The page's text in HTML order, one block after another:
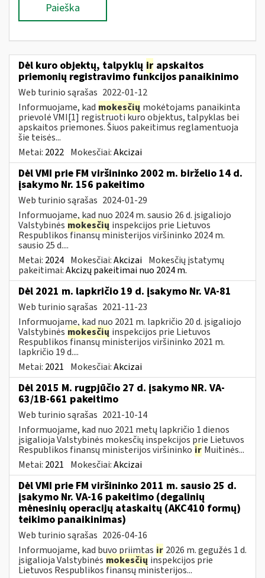
Paieška
Dėl kuro objektų, talpyklų ir apskaitos
priemonių registravimo funkcijos panaikinimo
Web turinio sąrašas 2022-01-12
Informuojame, kad mokesčių mokėtojams panaikinta
prievolė VMI[1] registruoti kuro objektus, talpyklas bei
apskaitos priemones. Šiuos pakeitimus reglamentuoja
šie teisės...
Metai: 2022 Mokesčiai:Akcizai
Dėl VMI prie FM viršininko 2002 m. birželio 14 d.
įsakymo Nr. 156 pakeitimo
Web turinio sąrašas 2024-01-29
Informuojame, kad nuo 2024 m. sausio 26 d. įsigaliojo
Valstybinės mokesčių inspekcijos prie Lietuvos
Respublikos finansų ministerijos viršininko 2024 m.
sausio 25 d....
Metai: 2024 Mokesčiai:Akcizai Mokesčių įstatymų
pakeitimai:Akcizų pakeitimai nuo 2024 m.
Dėl 2021 m. lapkričio 19 d. įsakymo Nr. VA-81
Web turinio sąrašas 2021-11-23
Informuojame, kad nuo 2021 m. lapkričio 20 d. įsigaliojo
Valstybinės mokesčių inspekcijos prie Lietuvos
Respublikos finansų ministerijos viršininko 2021 m.
lapkričio 19 d....
Metai: 2021 Mokesčiai:Akcizai
Dėl 2015 M. rugpjūčio 27 d. įsakymo NR. VA-
63/1B-661 pakeitimo
Web turinio sąrašas 2021-10-14
Informuojame, kad nuo 2021 metų lapkričio 1 dienos
įsigalioja Valstybinės mokesčių inspekcijos prie Lietuvos
Respublikos finansų ministerijos viršininko ir Muitinės...
Metai: 2021 Mokesčiai:Akcizai
Dėl VMI prie FM viršininko 2011 m. sausio 25 d.
įsakymo Nr. VA-16 pakeitimo (degalinių
mėnesinių operacijų ataskaitų (AKC410 formų)
teikimo panaikinimas)
Web turinio sąrašas 2026-04-16
Informuojame, kad buvo priimtas ir 2026 m. gegužės 1 d.
įsigalioja Valstybinės mokesčių inspekcijos prie
Lietuvos Respublikos finansų ministerijos...